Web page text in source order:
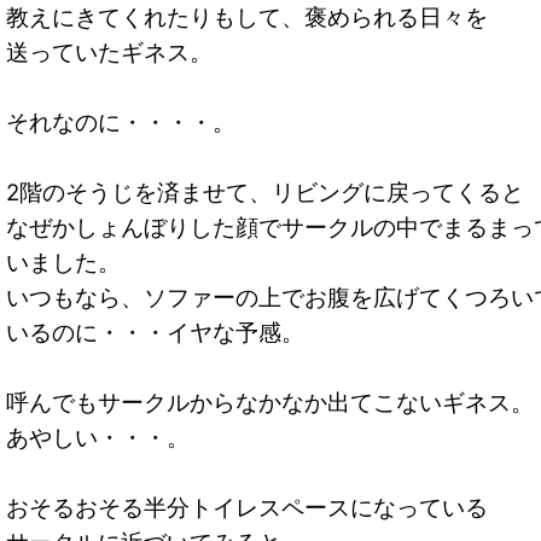
教えにきてくれたりもして、褒められる日々を
送っていたギネス。
それなのに・・・・。
2階のそうじを済ませて、リビングに戻ってくると
なぜかしょんぼりした顔でサークルの中でまるまっ
いました。
いつもなら、ソファーの上でお腹を広げてくつろい
いるのに・・・イヤな予感。
呼んでもサークルからなかなか出てこないギネス。
あやしい・・・。
おそるおそる半分トイレスペースになっている